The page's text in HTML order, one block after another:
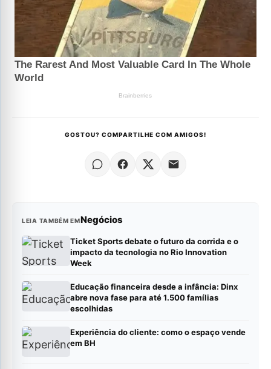
GOSTOU? COMPARTILHE COM AMIGOS!
LEIA TAMBÉM EMNegócios
Ticket Sports debate o futuro da corrida e o
impacto da tecnologia no Rio Innovation
Week
Educação financeira desde a infância: Dinx
abre nova fase para até 1.500 famílias
escolhidas
Experiência do cliente: como o espaço vende
em BH